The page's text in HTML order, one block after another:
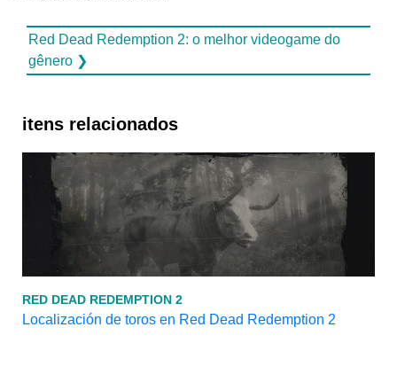
Red Dead Redemption 2: o melhor videogame do
gênero ❯
itens relacionados
RED DEAD REDEMPTION 2
Localización de toros en Red Dead Redemption 2